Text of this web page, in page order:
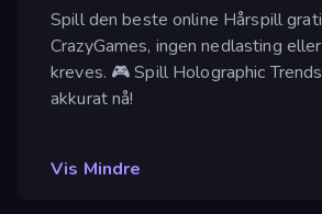
Spill den beste online Hårspill
CrazyGames, ingen nedlasting
kreves. 🎮 Spill Holographic
akkurat nå!
Vis Mindre